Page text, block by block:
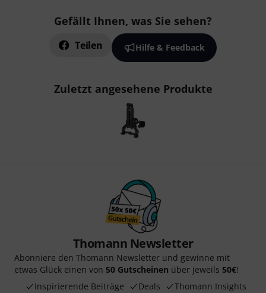
Gefällt Ihnen, was Sie sehen?
Teilen Hilfe & Feedback
Zuletzt angesehene Produkte
Thomann Newsletter
Abonniere den Thomann Newsletter und gewinne mit
etwas Glück einen von 50 Gutscheinen über jeweils 50€!
Inspirierende Beiträge
Deals Thomann Insights